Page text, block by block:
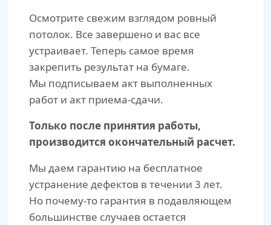
Осмотрите свежим взглядом ровный
потолок. Все завершено и вас все
устраивает. Теперь самое время
закрепить результат на бумаге.
Мы подписываем акт выполненных
работ и акт приема-сдачи.
Только после принятия работы,
производится окончательный расчет.
Мы даем гарантию на бесплатное
устранение дефектов в течении 3 лет.
Но почему-то гарантия в подавляющем
большинстве случаев остается